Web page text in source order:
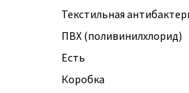
Текстильная
ПВХ (поливинилхлорид)
Есть
Коробка